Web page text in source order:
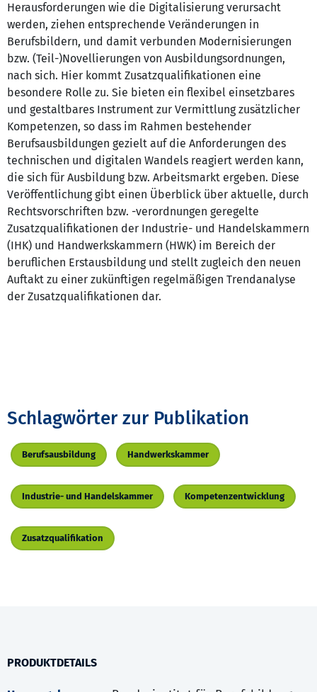
Herausforderungen wie die Digitalisierung verursacht
werden, ziehen entsprechende Veränderungen in
Berufsbildern, und damit verbunden Modernisierungen
bzw. (Teil-)Novellierungen von Ausbildungsordnungen,
nach sich. Hier kommt Zusatzqualifikationen eine
besondere Rolle zu. Sie bieten ein flexibel einsetzbares
und gestaltbares Instrument zur Vermittlung zusätzlicher
Kompetenzen, so dass im Rahmen bestehender
Berufsausbildungen gezielt auf die Anforderungen des
technischen und digitalen Wandels reagiert werden kann,
die sich für Ausbildung bzw. Arbeitsmarkt ergeben. Diese
Veröffentlichung gibt einen Überblick über aktuelle, durch
Rechtsvorschriften bzw. -verordnungen geregelte
Zusatzqualifikationen der Industrie- und Handelskammern
(IHK) und Handwerkskammern (HWK) im Bereich der
beruflichen Erstausbildung und stellt zugleich den neuen
Auftakt zu einer zukünftigen regelmäßigen Trendanalyse
der Zusatzqualifikationen dar.
Schlagwörter zur Publikation
Berufsausbildung Handwerkskammer
Industrie- und Handelskammer Kompetenzentwicklung
Zusatzqualifikation
PRODUKTDETAILS